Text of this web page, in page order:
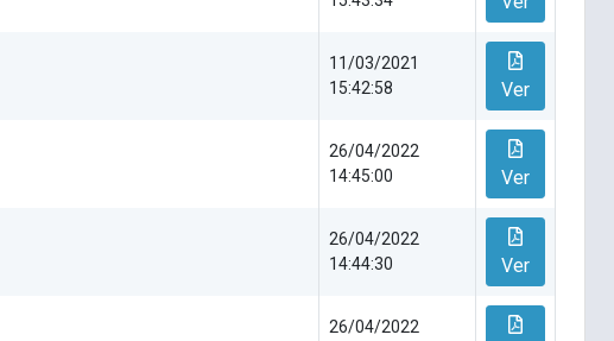
11/03/2021
15:42:58
Ver
26/04/2022
14:45:00
Ver
26/04/2022
14:44:30
Ver
26/04/2022